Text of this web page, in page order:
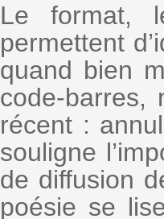
Le format,
permettent
quand bien
code-
récent :
souligne
de diffusion
poésie se